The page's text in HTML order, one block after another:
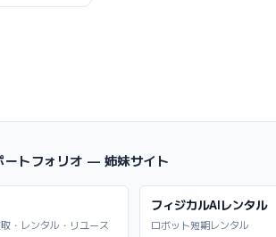
ートフォリオ — 姉妹サイト
・レンタル・リユース
フィジカルAIレンタル
ロボット短期レンタル